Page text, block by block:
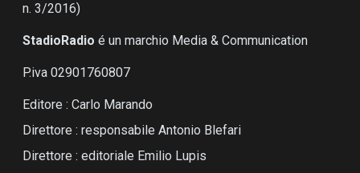
n. 3/2016)
StadioRadio é un marchio Media & Communication
P.iva 02901760807
Editore : Carlo Marando
Direttore : responsabile Antonio Blefari
Direttore : editoriale Emilio Lupis